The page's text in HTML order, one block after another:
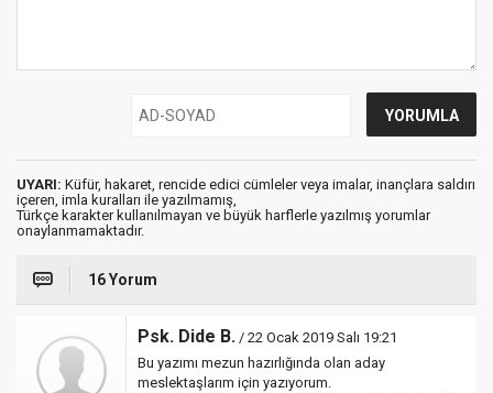
UYARI: Küfür, hakaret, rencide edici cümleler veya imalar, inançlara saldırı
içeren, imla kuralları ile yazılmamış,
Türkçe karakter kullanılmayan ve büyük harflerle yazılmış yorumlar
onaylanmamaktadır.
16 Yorum
Psk. Dide B. / 22 Ocak 2019 Salı 19:21
Bu yazımı mezun hazırlığında olan aday
meslektaşlarım için yazıyorum.